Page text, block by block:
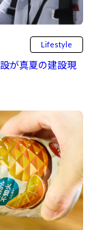
Lifestyle
が真夏の建設現